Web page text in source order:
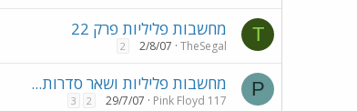
T מחשבות פליליות פרק 22
TheSegal
2/8/07
2
P מחשבות פליליות ושאר סדרות...
Pink Floyd 117
29/7/07
2
3